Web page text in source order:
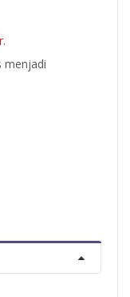
menjadi